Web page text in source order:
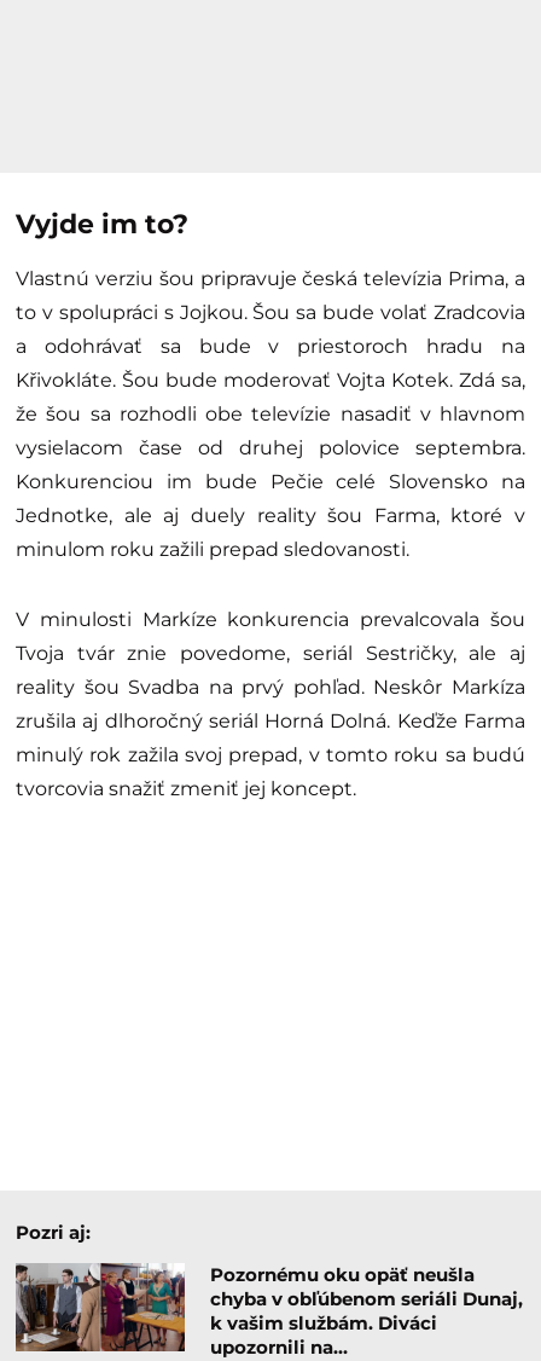
Vyjde im to?
Vlastnú verziu šou pripravuje česká televízia Prima, a
to v spolupráci s Jojkou. Šou sa bude volať Zradcovia
a odohrávať sa bude v priestoroch hradu na
Křivokláte. Šou bude moderovať Vojta Kotek. Zdá sa,
že šou sa rozhodli obe televízie nasadiť v hlavnom
vysielacom čase od druhej polovice septembra.
Konkurenciou im bude Pečie celé Slovensko na
Jednotke, ale aj duely reality šou Farma, ktoré v
minulom roku zažili prepad sledovanosti.
V minulosti Markíze konkurencia prevalcovala šou
Tvoja tvár znie povedome, seriál Sestričky, ale aj
reality šou Svadba na prvý pohľad. Neskôr Markíza
zrušila aj dlhoročný seriál Horná Dolná. Keďže Farma
minulý rok zažila svoj prepad, v tomto roku sa budú
tvorcovia snažiť zmeniť jej koncept.
Pozri aj:
Pozornému oku opäť neušla
chyba v obľúbenom seriáli Dunaj,
k vašim službám. Diváci
upozornili na…